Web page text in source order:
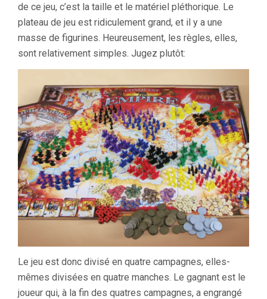
de ce jeu, c’est la taille et le matériel pléthorique. Le
plateau de jeu est ridiculement grand, et il y a une
masse de figurines. Heureusement, les règles, elles,
sont relativement simples. Jugez plutôt:
Le jeu est donc divisé en quatre campagnes, elles-
mêmes divisées en quatre manches. Le gagnant est le
joueur qui, à la fin des quatres campagnes, a engrangé